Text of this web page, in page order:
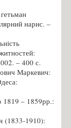
нарис. –
– 400 с.
Маркевич:
1819 – 1859рр.:
(1833-1910):